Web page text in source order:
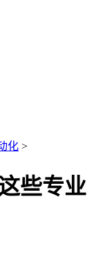
化 >
些专业